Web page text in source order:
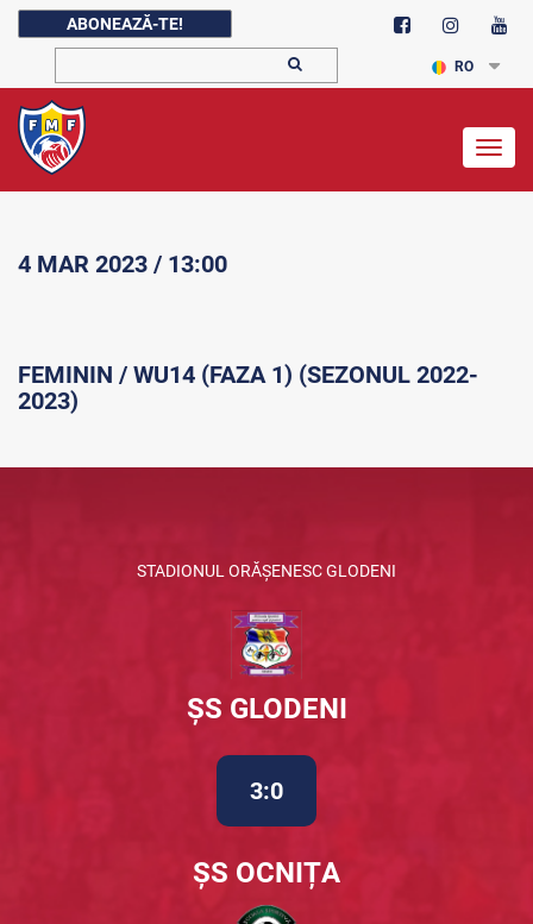
ABONEAZĂ-TE!
RO
4 MAR 2023 / 13:00
FEMININ / WU14 (FAZA 1) (SEZONUL 2022-
2023)
STADIONUL ORĂȘENESC GLODENI
ȘS GLODENI
3:0
ȘS OCNIȚA